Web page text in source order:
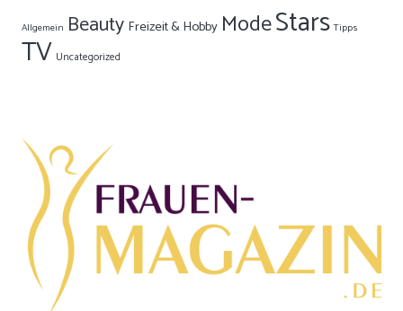
Allgemein Beauty Freizeit & Hobby ModeStars Tipps
TV Uncategorized